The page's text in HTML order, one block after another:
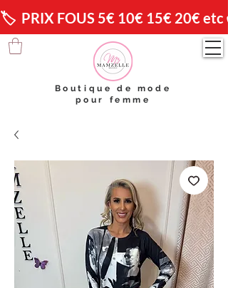
🏷️  PRIX FOUS 5€ 10€ 15€ 20€ etc
Boutique de mode
pour femme